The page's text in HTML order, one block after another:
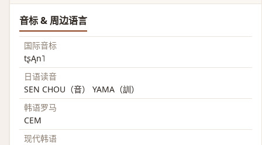
音标 & 周边语言
国际音标
tʂĄn˥
日语读音
SEN CHOU（音） YAMA（訓）
韩语罗马
CEM
现代韩语